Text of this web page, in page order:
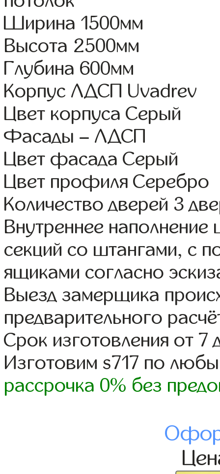
Ширина 1500мм
Высота 2500мм
Глубина 600мм
Корпус ЛДСП Uvadrev
Цвет корпуса Серый
Фасады – ЛДСП
Цвет фасада Серый
Цвет профиля Серебро
Количество дверей 3
Внутреннее
секций со штангами, с
ящиками согласно
Выезд замерщика
предварительного
Срок изготовления от 7
Изготовим s717 по
рассрочка 0% без